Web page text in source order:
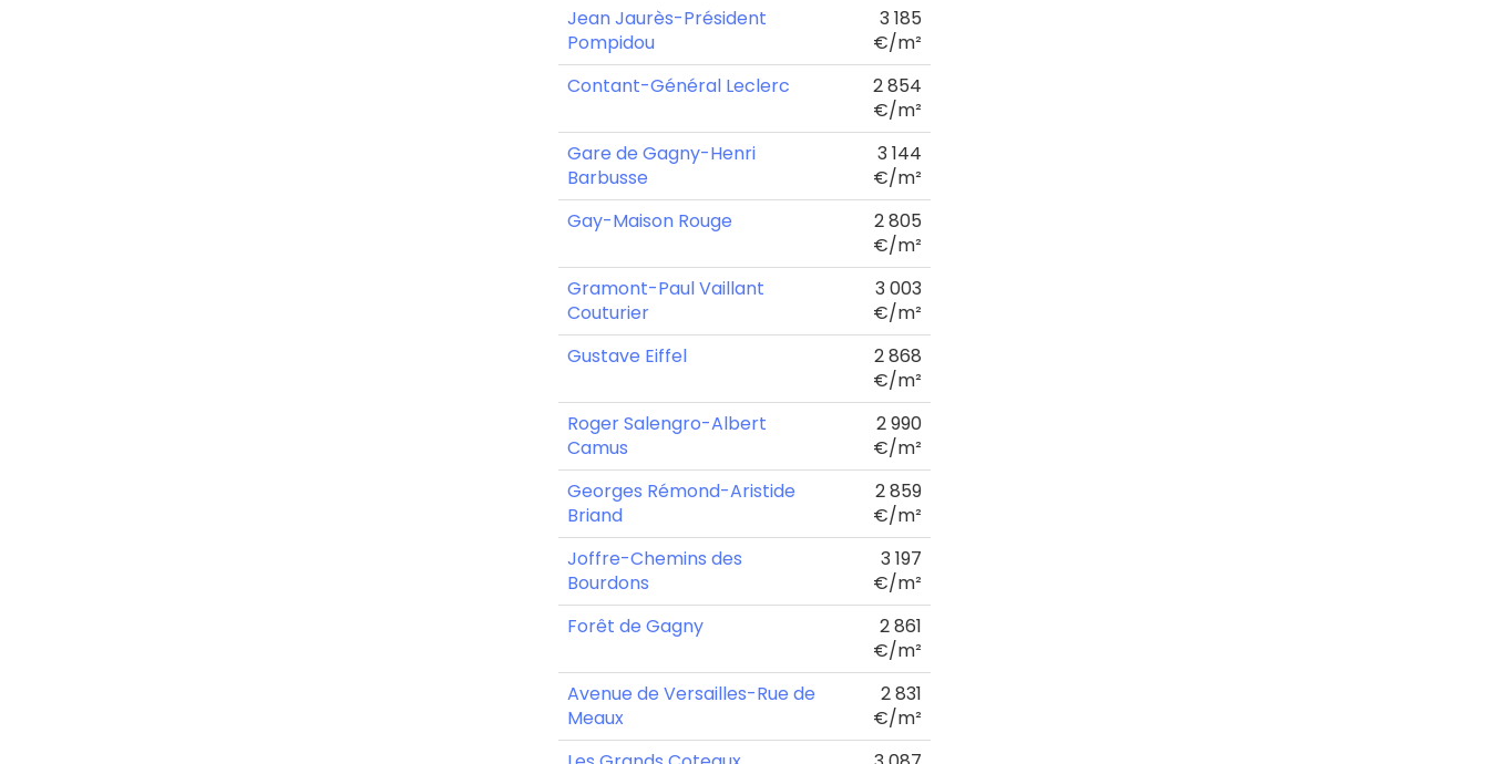
Jean Jaurès-Président
Pompidou
3 185
€/m²
Contant-Général Leclerc
2 854
€/m²
Gare de Gagny-Henri
Barbusse
3 144
€/m²
Gay-Maison Rouge
2 805
€/m²
Gramont-Paul Vaillant
Couturier
3 003
€/m²
Gustave Eiffel
2 868
€/m²
Roger Salengro-Albert
Camus
2 990
€/m²
Georges Rémond-Aristide
Briand
2 859
€/m²
Joffre-Chemins des
Bourdons
3 197
€/m²
Forêt de Gagny
2 861
€/m²
Avenue de Versailles-Rue de
Meaux
2 831
€/m²